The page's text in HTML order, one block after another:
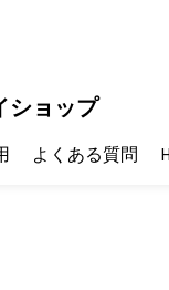
ショップ
よくある質問